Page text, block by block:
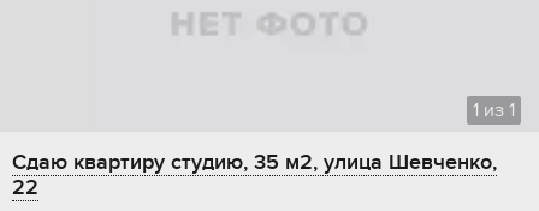
1 из 1
Сдаю квартиру студию, 35 м2, улица Шевченко,
22